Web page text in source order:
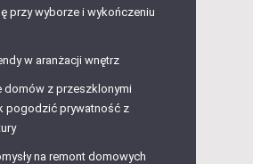
przy wyborze i wykończeniu
w aranżacji wnętrz
domów z przeszklonymi
pogodzić prywatność z
na remont domowych